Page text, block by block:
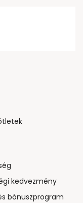
kedvezmény
bónuszprogram